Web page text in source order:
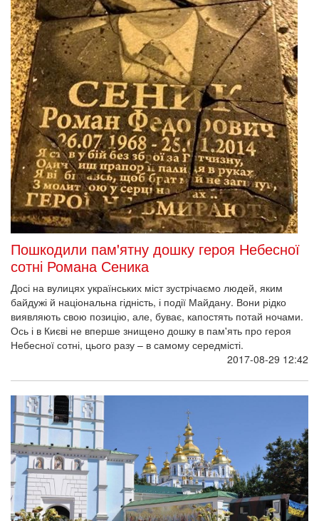
Відкрито пам’ятний знак Героям Небесної
Сотні та загиблим воїнам АТО
У місті Немирів Вінницької області 24 серпня в День
незалежності було відкрито пам’ятний знак Героям Небесної
Сотні та загиблим воїнам АТО. Хвилиною мовчання
представники громадськості вшанували мужніх героїв
і запалили свічки в пам’ять про загиблих у столиці та на Сході
України патріотів.
2017-08-25 17:06
У Хмельницькому з'явився пам'ятник
Небесній Сотні
На розі Соборної та Героїв Майдану раніше стояв пам'ятник
Затонському. У лютому 2014 року його демонтували. На цьому
місці згодом вирішили встановити меморіал Героїв Небесної
Сотні й оголосили конкурс на найкращий проект нового